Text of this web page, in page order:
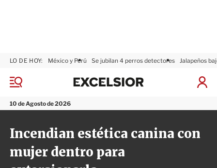
M
n
ú
10 de Agosto de 2026
LO DE HOY: México y Perú Se jubilan 4 perros detectores Jalapeños
I
x
l
i
o
Incendian estética canina con
mujer dentro para